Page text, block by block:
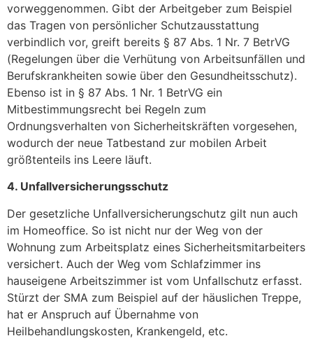
vorweggenommen. Gibt der Arbeitgeber zum Beispiel
das Tragen von persönlicher Schutzausstattung
verbindlich vor, greift bereits § 87 Abs. 1 Nr. 7 BetrVG
(Regelungen über die Verhütung von Arbeitsunfällen und
Berufskrankheiten sowie über den Gesundheitsschutz).
Ebenso ist in § 87 Abs. 1 Nr. 1 BetrVG ein
Mitbestimmungsrecht bei Regeln zum
Ordnungsverhalten von Sicherheitskräften vorgesehen,
wodurch der neue Tatbestand zur mobilen Arbeit
größtenteils ins Leere läuft.
4. Unfallversicherungsschutz
Der gesetzliche Unfallversicherungschutz gilt nun auch
im Homeoffice. So ist nicht nur der Weg von der
Wohnung zum Arbeitsplatz eines Sicherheitsmitarbeiters
versichert. Auch der Weg vom Schlafzimmer ins
hauseigene Arbeitszimmer ist vom Unfallschutz erfasst.
Stürzt der SMA zum Beispiel auf der häuslichen Treppe,
hat er Anspruch auf Übernahme von
Heilbehandlungskosten, Krankengeld, etc.